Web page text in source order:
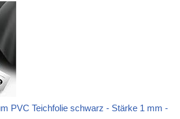
PVC Teichfolie schwarz - Stärke 1 mm -